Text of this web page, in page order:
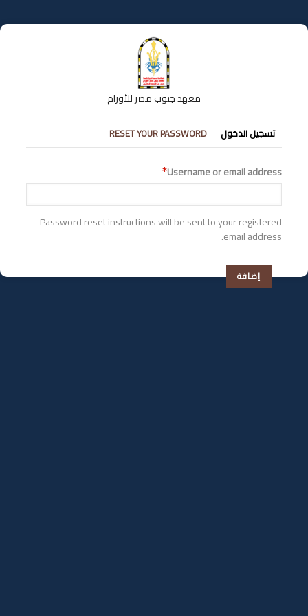
إلى
المحتوى
معهد جنوب مصر للأورام
التبويبات
الأساسية
تسجيل الدخول RESET YOUR PASSWORD
Username or email address
Password reset instructions will be sent to your registered
email address.